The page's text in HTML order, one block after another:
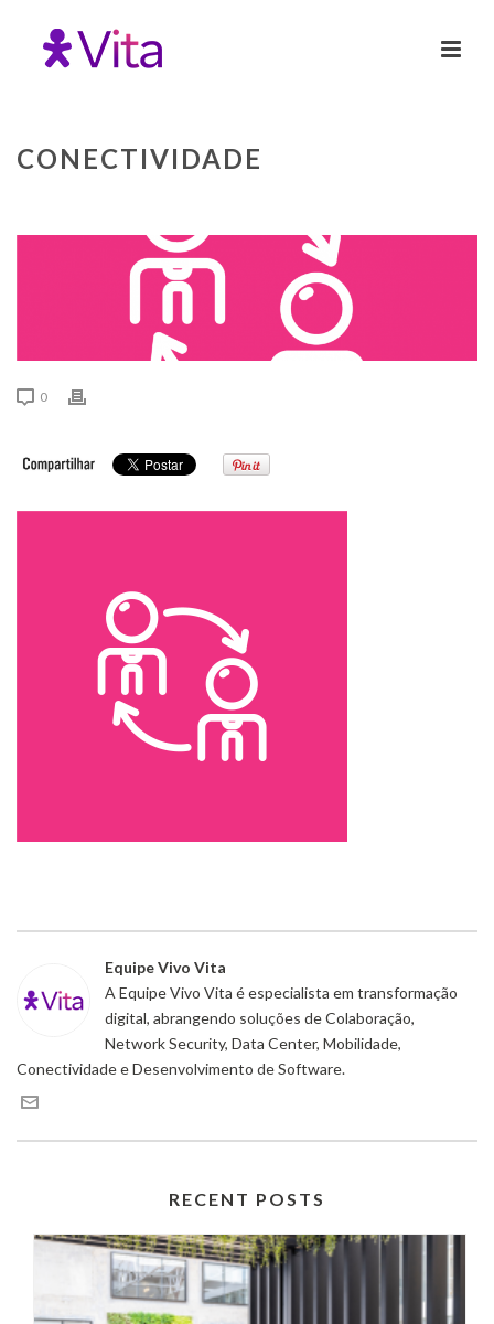
CONECTIVIDADE
0
Equipe Vivo Vita
A Equipe Vivo Vita é especialista em transformação
digital, abrangendo soluções de Colaboração,
Network Security, Data Center, Mobilidade,
Conectividade e Desenvolvimento de Software.
RECENT POSTS